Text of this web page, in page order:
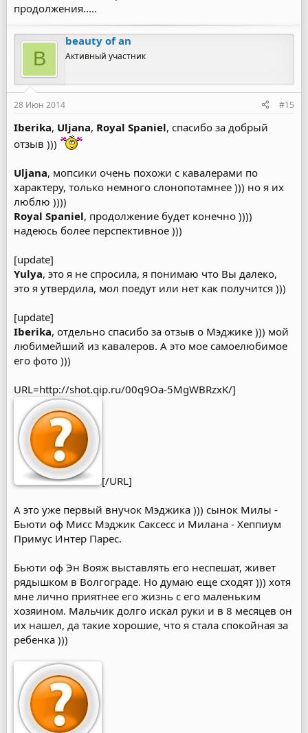
продолжения.....
B
beauty of an
Активный участник
28 Июн 2014 #15
Iberika, Uljana, Royal Spaniel, спасибо за добрый
отзыв )))
Uljana, мопсики очень похожи с кавалерами по
характеру, только немного слонопотамнее ))) но я их
люблю ))))
Royal Spaniel, продолжение будет конечно ))))
надеюсь более перспективное )))
[update]
Yulya, это я не спросила, я понимаю что Вы далеко,
это я утвердила, мол поедут или нет как получится )))
[update]
Iberika, отдельно спасибо за отзыв о Мэджике ))) мой
любимейший из кавалеров. А это мое самоелюбимое
его фото )))
URL=http://shot.qip.ru/00q9Oa-5MgWBRzxK/]
[/URL]
А это уже первый внучок Мэджика ))) сынок Милы -
Бьюти оф Мисс Мэджик Саксесс и Милана - Хеппиум
Примус Интер Парес.
Бьюти оф Эн Вояж выставлять его неспешат, живет
рядышком в Волгограде. Но думаю еще сходят ))) хотя
мне лично приятнее его жизнь с его маленьким
хозяином. Мальчик долго искал руки и в 8 месяцев он
их нашел, да такие хорошие, что я стала спокойная за
ребенка )))